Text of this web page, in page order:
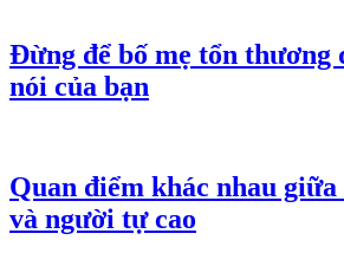
Đừng để bố mẹ tổn thương
nói của bạn
Quan điểm khác nhau
và người tự cao